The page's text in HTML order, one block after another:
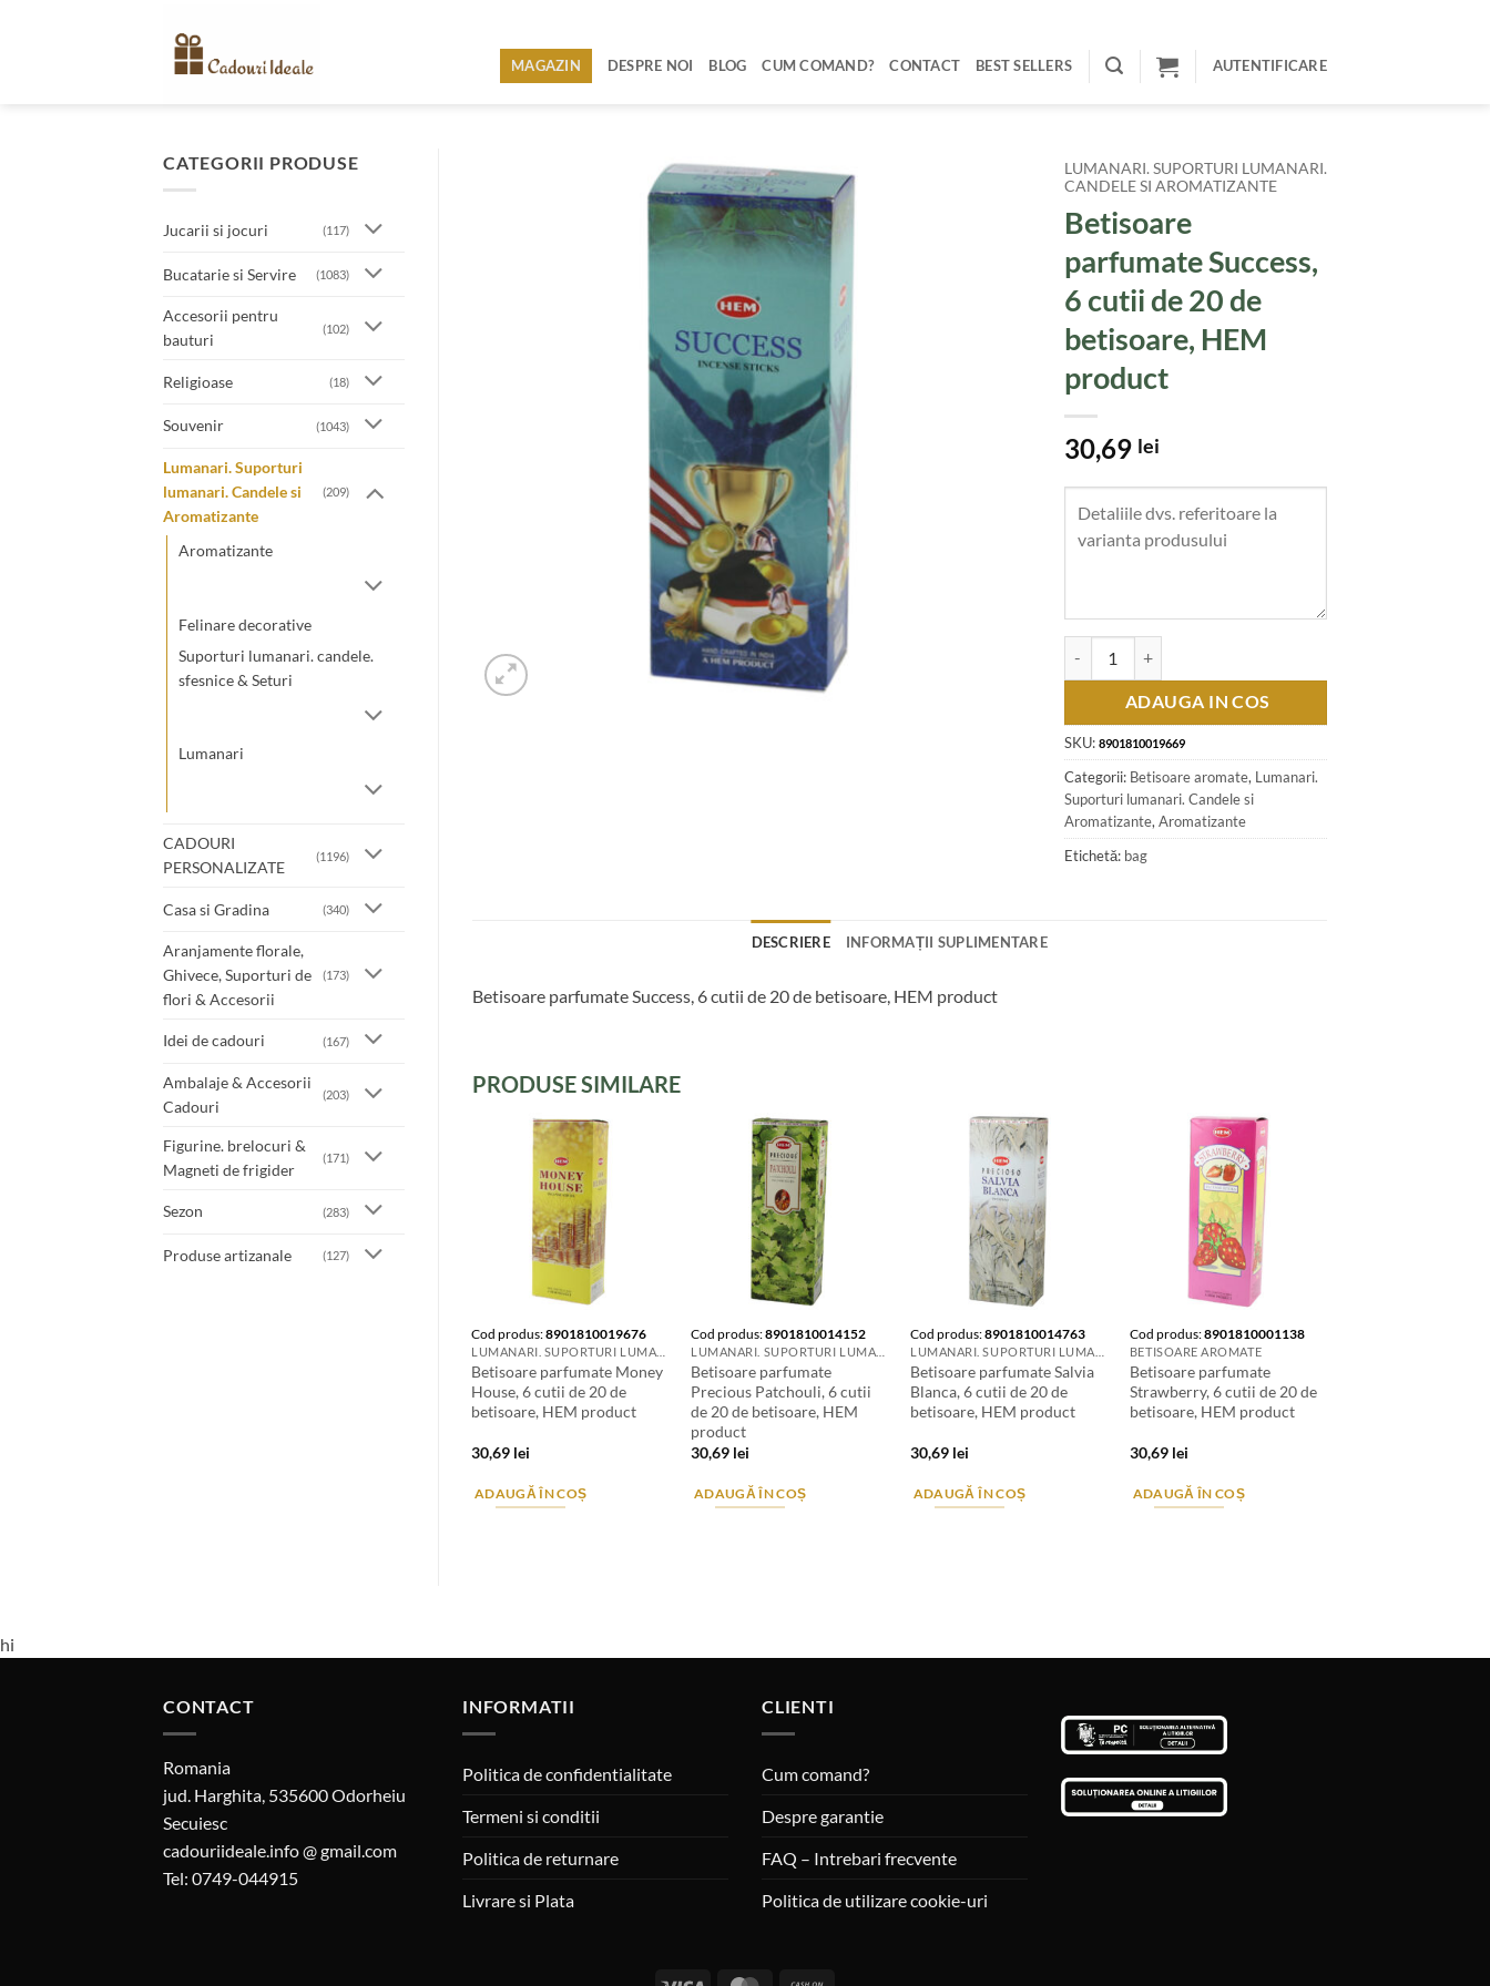
MAGAZIN DESPRE NOI BLOG CUM COMAND? CONTACT BEST SELLERS AUTENTIFICARE
CATEGORII PRODUSE
Jucarii si jocuri (117)
Bucatarie si Servire (1083)
Accesorii pentru
bauturi
(102)
Religioase (18)
Souvenir (1043)
Lumanari. Suporturi
lumanari. Candele si
Aromatizante
(209)
Aromatizante
Felinare decorative
Suporturi lumanari. candele.
sfesnice & Seturi
Lumanari
CADOURI
PERSONALIZATE
(1196)
Casa si Gradina (340)
Aranjamente florale,
Ghivece, Suporturi de
flori & Accesorii
(173)
Idei de cadouri (167)
Ambalaje & Accesorii
Cadouri
(203)
Figurine. brelocuri &
Magneti de frigider
(171)
Sezon (283)
Produse artizanale (127)
LUMANARI. SUPORTURI LUMANARI.
CANDELE SI AROMATIZANTE
Betisoare
parfumate Success,
6 cutii de 20 de
betisoare, HEM
product
30,69 lei
ADAUGA IN COS
SKU: 8901810019669
Categorii: Betisoare aromate, Lumanari.
Suporturi lumanari. Candele si
Aromatizante,Aromatizante
Etichetă: bag
DESCRIERE INFORMAȚII SUPLIMENTARE
Betisoare parfumate Success, 6 cutii de 20 de betisoare, HEM product
PRODUSE SIMILARE
Cod produs:8901810019676
Betisoare parfumate Money
House, 6 cutii de 20 de
betisoare, HEM product
30,69 lei
ADAUGĂ ÎN COȘ
Cod produs:8901810014152
Betisoare parfumate
Precious Patchouli, 6 cutii
de 20 de betisoare, HEM
product
30,69 lei
ADAUGĂ ÎN COȘ
Cod produs:8901810014763
Betisoare parfumate Salvia
Blanca, 6 cutii de 20 de
betisoare, HEM product
30,69 lei
ADAUGĂ ÎN COȘ
Cod produs:8901810001138
BETISOARE AROMATE
Betisoare parfumate
Strawberry, 6 cutii de 20 de
betisoare, HEM product
30,69 lei
ADAUGĂ ÎN COȘ
hi
CONTACT
Romania
jud. Harghita, 535600 Odorheiu
Secuiesc
cadouriideale.info @ gmail.com
Tel: 0749-044915
INFORMATII
Politica de confidentialitate
Termeni si conditii
Politica de returnare
Livrare si Plata
CLIENTI
Cum comand?
Despre garantie
FAQ – Intrebari frecvente
Politica de utilizare cookie-uri